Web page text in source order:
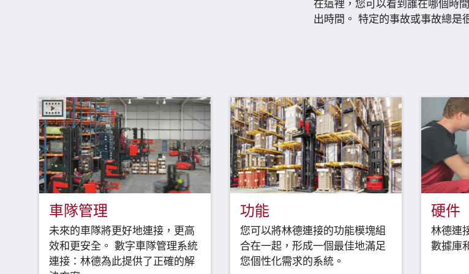
在這裡，您可以看到誰在哪個時
出時間。 特定的事故或事故總是
車隊管理
未來的車隊將更好地連接，更高
效和更安全。 數字車隊管理系統
連接：林德為此提供了正確的解
功能
您可以將林德連接的功能模塊組
合在一起，形成一個最佳地滿足
您個性化需求的系統。
硬件
林德連
數據庫